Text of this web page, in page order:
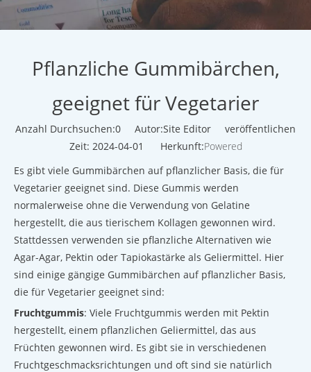
Pflanzliche Gummibärchen,
geeignet für Vegetarier
Anzahl Durchsuchen:0 Autor:Site Editor veröffentlichen
Zeit: 2024-04-01 Herkunft:Powered
Es gibt viele Gummibärchen auf pflanzlicher Basis, die für
Vegetarier geeignet sind. Diese Gummis werden
normalerweise ohne die Verwendung von Gelatine
hergestellt, die aus tierischem Kollagen gewonnen wird.
Stattdessen verwenden sie pflanzliche Alternativen wie
Agar-Agar, Pektin oder Tapiokastärke als Geliermittel. Hier
sind einige gängige Gummibärchen auf pflanzlicher Basis,
die für Vegetarier geeignet sind:
Fruchtgummis: Viele Fruchtgummis werden mit Pektin
hergestellt, einem pflanzlichen Geliermittel, das aus
Früchten gewonnen wird. Es gibt sie in verschiedenen
Fruchtgeschmacksrichtungen und oft sind sie natürlich